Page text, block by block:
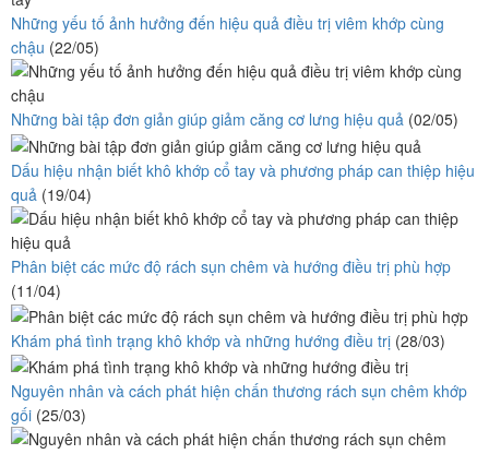
Những yếu tố ảnh hưởng đến hiệu quả điều trị viêm khớp cùng
chậu (22/05)
Những bài tập đơn giản giúp giảm căng cơ lưng hiệu quả (02/05)
Dấu hiệu nhận biết khô khớp cổ tay và phương pháp can thiệp hiệu
quả (19/04)
Phân biệt các mức độ rách sụn chêm và hướng điều trị phù hợp
(11/04)
Khám phá tình trạng khô khớp và những hướng điều trị (28/03)
Nguyên nhân và cách phát hiện chấn thương rách sụn chêm khớp
gối (25/03)